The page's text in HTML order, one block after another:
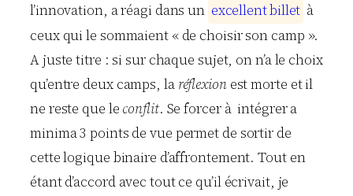
l’innovation, a réagi dans un excellentbillet à
ceux qui le sommaient « de choisir son camp ».
A juste titre : si sur chaque sujet, on n’a le choix
qu’entre deux camps, la réflexionest morte et il
ne reste que le conflit. Se forcer à intégrer a
minima 3 points de vue permet de sortir de
cette logique binaire d’affrontement. Tout en
étant d’accord avec tout ce qu’il écrivait, je